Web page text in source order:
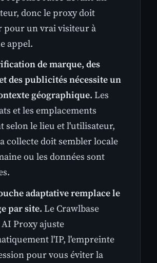
donc le proxy doit
pour un vrai visiteur à
appel.
de marque, des
des publicités nécessite un
géographique. Les
et les emplacements
selon le lieu et l'utilisateur,
collecte doit sembler locale
ou les données sont
adaptative remplace le
par site. Le Crawlbase
Proxy ajuste
l'IP, l'empreinte
pour vous éviter la